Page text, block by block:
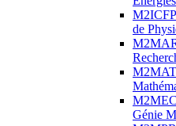
de
Génie